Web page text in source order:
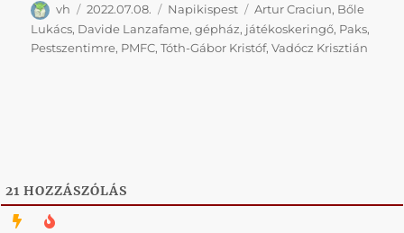
Szerző
vh Közzétéve
2022.07.08. Kategória
Napikispest Címke
Artur Craciun, Bőle
Lukács, Davide Lanzafame,gépház, játékoskeringő, Paks,
Pestszentimre, PMFC,Tóth-Gábor Kristóf,Vadócz Krisztián
21 HOZZÁSZÓLÁS